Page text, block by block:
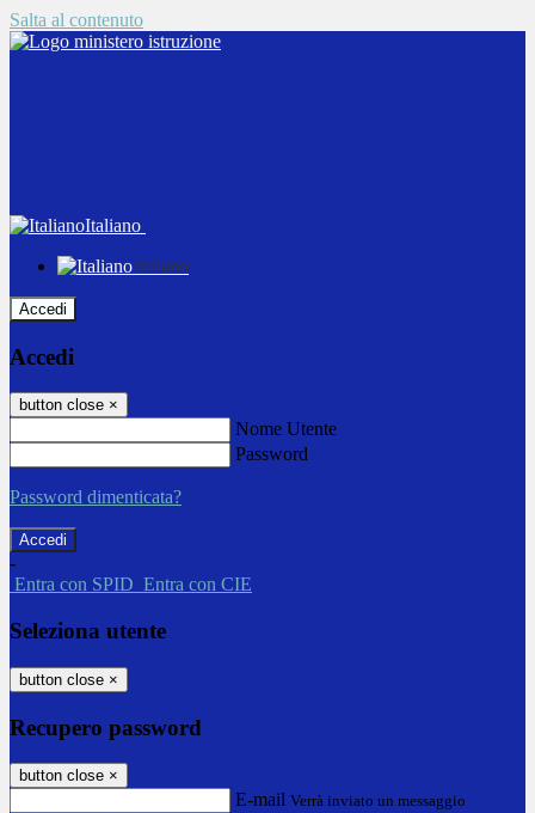
Salta al contenuto
Italiano
Italiano
Accedi
Accedi
button close ×
Nome Utente
Password
Password dimenticata?
-
Entra con SPID Entra con CIE
Seleziona utente
button close ×
Recupero password
button close ×
E-mail Verrà inviato un messaggio